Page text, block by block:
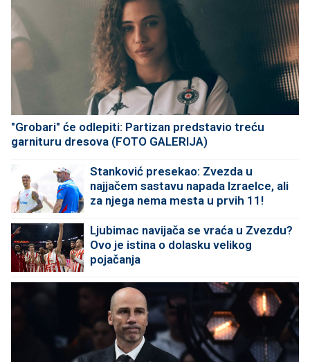
"Grobari" će odlepiti: Partizan predstavio treću
garnituru dresova (FOTO GALERIJA)
Stanković presekao: Zvezda u
najjačem sastavu napada Izraelce, ali
za njega nema mesta u prvih 11!
Ljubimac navijača se vraća u Zvezdu?
Ovo je istina o dolasku velikog
pojačanja